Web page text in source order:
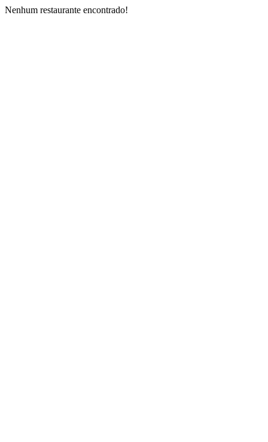
Nenhum restaurante encontrado!